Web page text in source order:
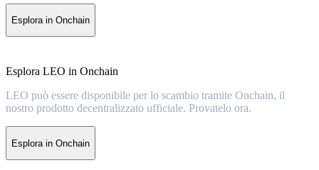
Esplora in Onchain
Esplora LEO in Onchain
LEO può essere disponibile per lo scambio tramite Onchain, il
nostro prodotto decentralizzato ufficiale. Provatelo ora.
Esplora in Onchain